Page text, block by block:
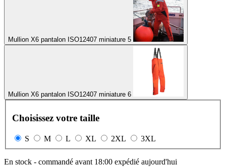
Mullion X6 pantalon ISO12407 miniature 5
Mullion X6 pantalon ISO12407 miniature 6
Choisissez votre taille
S M L XL 2XL 3XL
En stock - commandé avant 18:00 expédié aujourd'hui